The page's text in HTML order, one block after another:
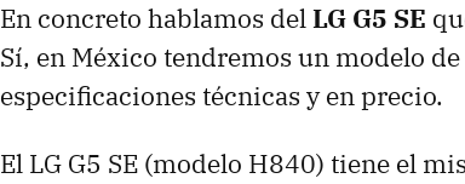
En concreto hablamos delLG G5 SE
Sí, en México tendremos un modelo
especificaciones técnicas y en precio.
El LG G5 SE (modelo H840) tiene el